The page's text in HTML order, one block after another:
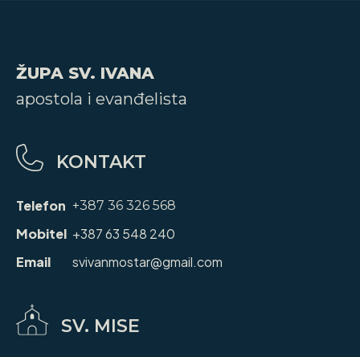
ŽUPA SV. IVANA
apostola i evanđelista
KONTAKT
Telefon +387 36 326 568
Mobitel +387 63 548 240
Email
svivanmostar@gmail.com
SV. MISE